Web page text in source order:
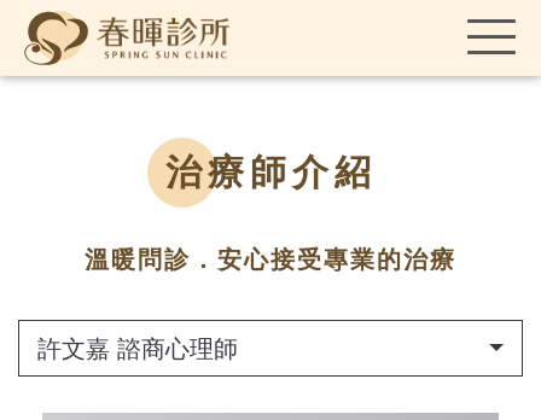
治療師介紹
溫暖問診．安心接受專業的治療
許文嘉 諮商心理師